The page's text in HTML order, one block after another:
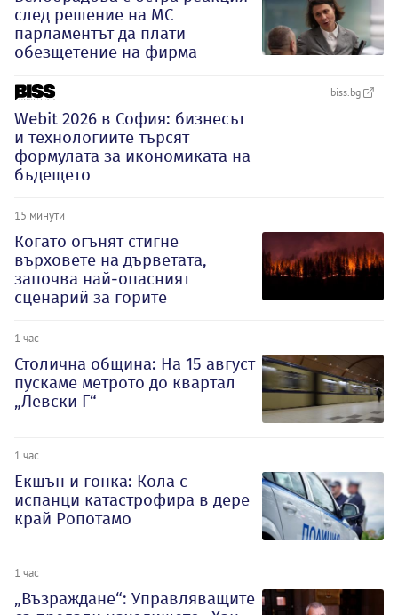
след решение на МС
парламентът да плати
обезщетение на фирма
biss.bg
Webit 2026 в София: бизнесът
и технологиите търсят
формулата за икономиката на
бъдещето
15 минути
Когато огънят стигне
върховете на дърветата,
започва най-опасният
сценарий за горите
1 час
Столична община: На 15 август
пускаме метрото до квартал
„Левски Г“
1 час
Екшън и гонка: Кола с
испанци катастрофира в дере
край Ропотамо
1 час
„Възраждане“: Управляващите